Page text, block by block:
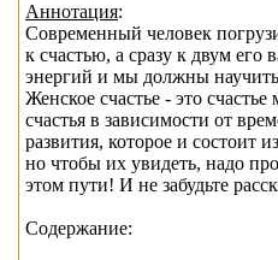
Аннотация:
Современный человек
к счастью, а сразу к двум
энергий и мы должны
Женское счастье - это
счастья в зависимости от
развития, которое и состоит
но чтобы их увидеть, надо
этом пути! И не забудьте
Содержание: